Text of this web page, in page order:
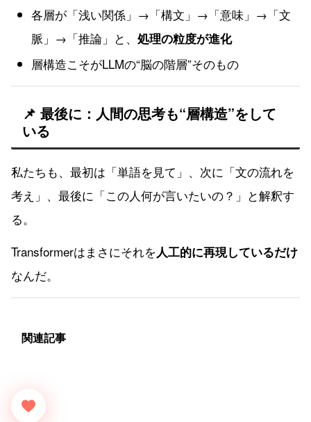
各層が「浅い関係」→「構文」→「意味」→「文
脈」→「推論」と、処理の粒度が進化
層構造こそがLLMの“脳の階層”そのもの
📌 最後に：人間の思考も“層構造”をして
いる
私たちも、最初は「単語を見て」、次に「文の流れを
考え」、最後に「この人何が言いたいの？」と解釈す
る。
Transformerはまさにそれを人工的に再現しているだけ
なんだ。
関連記事